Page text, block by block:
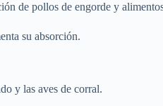
de pollos de engorde y
su absorción.
y las aves de corral.